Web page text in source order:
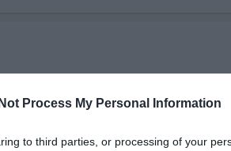
Process My Personal Information
to third parties, or processing of your